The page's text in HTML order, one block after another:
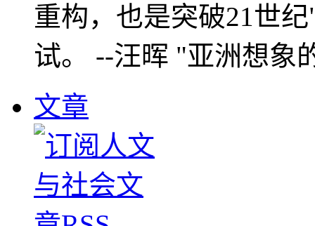
重构，也是突破21世
试。 --汪晖 "亚洲想象
文章